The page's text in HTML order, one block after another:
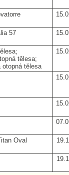
57
tělesa;
otopná tělesa
Oval